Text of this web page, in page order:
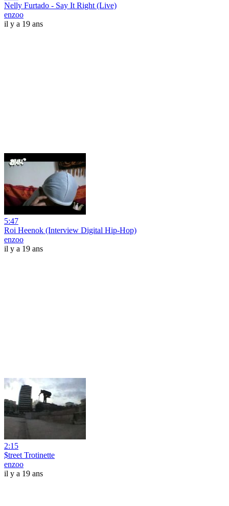
Nelly Furtado - Say It Right (Live)
enzoo
il y a 19 ans
5:47
Roi Heenok (Interview Digital Hip-Hop)
enzoo
il y a 19 ans
2:15
$treet Trotinette
enzoo
il y a 19 ans